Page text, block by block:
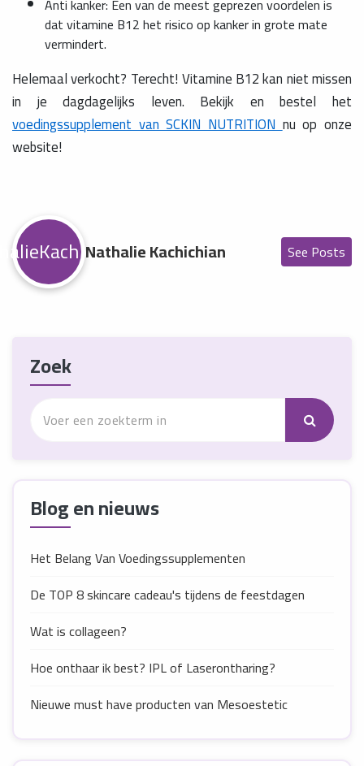
Anti kanker: Een van de meest geprezen voordelen is
dat vitamine B12 het risico op kanker in grote mate
vermindert.
Helemaal verkocht? Terecht! Vitamine B12 kan niet missen
in je dagdagelijks leven. Bekijk en bestel het
voedingssupplement van SCKIN NUTRITIONnu op onze
website!
Nathalie Kachichian See Posts
Zoek
Blog en nieuws
Het Belang Van Voedingssupplementen
De TOP 8 skincare cadeau's tijdens de feestdagen
Wat is collageen?
Hoe onthaar ik best? IPL of Laserontharing?
Nieuwe must have producten van Mesoestetic